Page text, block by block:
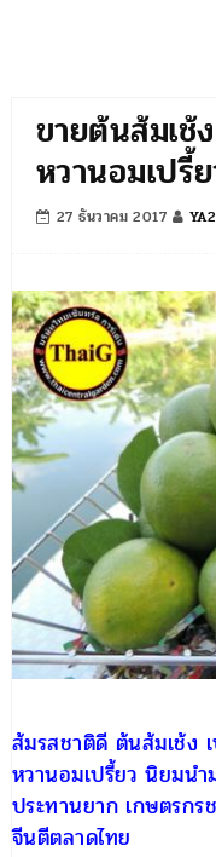
ขายต้นส้มเช้
หวานอมเปรี้
27 ธันวาคม 2017
ส้มรสชาติดี ต้นส้มเช้ง
หวานอมเปรี้ยว นิยมนำ
ประทานยาก เกษตรกร
จีนตีตลาดไทย